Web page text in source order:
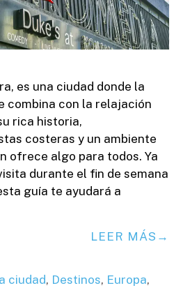
es una ciudad donde la
combina con la relajación
rica historia,
costeras y un ambiente
ofrece algo para todos. Ya
durante el fin de semana
guía te ayudará a
LEER MÁS
ciudad, Destinos, Europa,